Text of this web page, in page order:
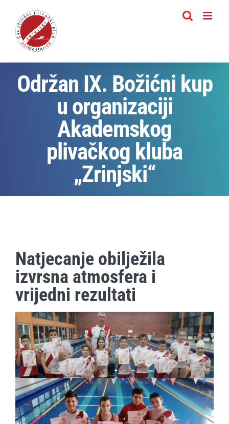
content
Održan IX. Božićni kup
u organizaciji
Akademskog
plivačkog kluba
„Zrinjski“
Natjecanje obilježila
izvrsna atmosfera i
vrijedni rezultati